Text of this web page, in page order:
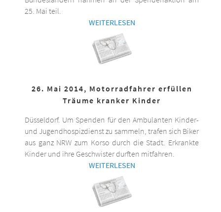
25. Mai teil.
WEITERLESEN
26. Mai 2014, Motorradfahrer erfüllen
Träume kranker Kinder
Düsseldorf. Um Spenden für den Ambulanten Kinder-
und Jugendhospizdienst zu sammeln, trafen sich Biker
aus ganz NRW zum Korso durch die Stadt. Erkrankte
Kinder und ihre Geschwister durften mitfahren.
WEITERLESEN